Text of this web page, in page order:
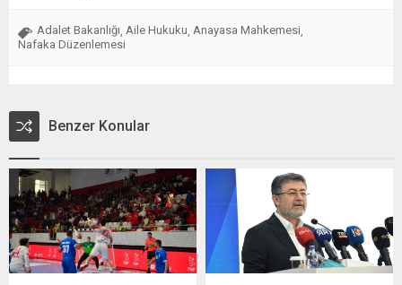
Adalet Bakanlığı Aile Hukuku Anayasa Mahkemesi
Nafaka Düzenlemesi
Benzer Konular